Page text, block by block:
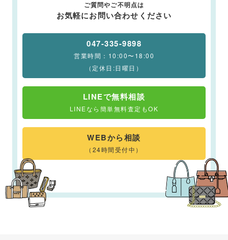
ご質問やご不明点は
お気軽にお問い合わせください
047-335-9898
営業時間：10:00〜18:00
（定休日:日曜日）
LINEで無料相談
LINEなら簡単無料査定もOK
WEBから相談
（24時間受付中）